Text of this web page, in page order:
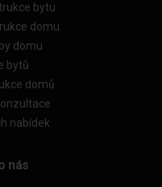
bytu
domu
domu
bytů
domů
nabídek
nás